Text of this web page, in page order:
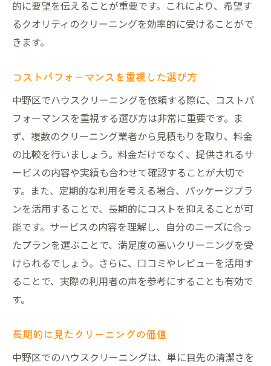
的に要望を伝えることが重要です。これにより、希望す
るクオリティのクリーニングを効率的に受けることがで
きます。
コストパフォーマンスを重視した選び方
中野区でハウスクリーニングを依頼する際に、コストパ
フォーマンスを重視する選び方は非常に重要です。ま
ず、複数のクリーニング業者から見積もりを取り、料金
の比較を行いましょう。料金だけでなく、提供されるサ
ービスの内容や実績も合わせて確認することが大切で
す。また、定期的な利用を考える場合、パッケージプラ
ンを活用することで、長期的にコストを抑えることが可
能です。サービスの内容を理解し、自分のニーズに合っ
たプランを選ぶことで、満足度の高いクリーニングを受
けられるでしょう。さらに、口コミやレビューを活用す
ることで、実際の利用者の声を参考にすることも有効で
す。
長期的に見たクリーニングの価値
中野区でのハウスクリーニングは、単に目先の清潔さを